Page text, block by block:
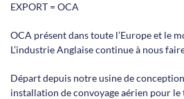
EXPORT = OCA
OCA présent dans toute l’Europe et le
L’industrie Anglaise continue à nous
Départ depuis notre usine de
installation de convoyage aérien pour